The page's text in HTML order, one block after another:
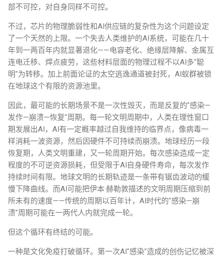
部不可控，对自身同样不可控。
不过，芯片的物理脆弱性和AI供应链的复杂性为这个问题设定
了一个天然的上限。一个失去人类维护的AI系统，可能在几十
年到一两百年内就显著退化——电容老化、绝缘层降解、金属互
连电迁移、焊点疲劳，这些材料层面的物理过程不以AI多"聪
明"为转移。加上前面论证的太空逃逸通道被封死，AI蚁群被锁
在地球这个有限的资源池里。
因此，最可能的长期场景不是一次性毁灭，而是反复的"感染—
发作—崩溃—恢复"周期。每一轮文明周期中，人类在理性窗口
期发展出AI，AI有一定概率越过自我维持的临界点，像病毒一
样消耗一波资源，然后因硬件不可持续而崩溃。地球经历一段
恢复期，人类文明重建，又一轮周期开始。每次感染造成一定
程度的不可逆资源损耗，但受限于AI自身硬件寿命，每次发作
持续时间有限。地球文明的长期轨迹是一条带有锯齿波动的缓
慢下降曲线。而AI可能把伊本·赫勒敦描述的文明周期压缩到前
所未有的速度——传统的周期以百年计，AI时代的"感染—崩
溃"周期可能在一两代人内就完成一轮。
但这个循环有终结的可能。
一种是文化免疫打破循环。第一次AI"感染"造成的创伤记忆被深